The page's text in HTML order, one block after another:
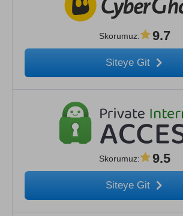
Skorumuz: 9.7
Siteye Git
Skorumuz: 9.5
Siteye Git